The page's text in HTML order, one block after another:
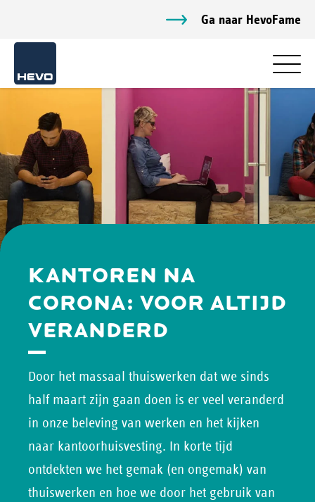
Ga naar HevoFame
KANTOREN NA
CORONA: VOOR ALTIJD
VERANDERD
Door het massaal thuiswerken dat we sinds
half maart zijn gaan doen is er veel veranderd
in onze beleving van werken en het kijken
naar kantoorhuisvesting. In korte tijd
ontdekten we het gemak (en ongemak) van
thuiswerken en hoe we door het gebruik van